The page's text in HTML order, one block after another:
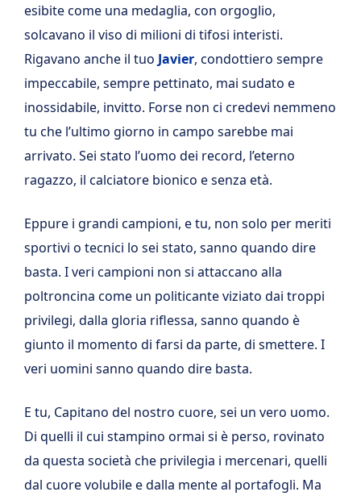
esibite come una medaglia, con orgoglio,
solcavano il viso di milioni di tifosi interisti.
Rigavano anche il tuo Javier, condottiero sempre
impeccabile, sempre pettinato, mai sudato e
inossidabile, invitto. Forse non ci credevi nemmeno
tu che l’ultimo giorno in campo sarebbe mai
arrivato. Sei stato l’uomo dei record, l’eterno
ragazzo, il calciatore bionico e senza età.
Eppure i grandi campioni, e tu, non solo per meriti
sportivi o tecnici lo sei stato, sanno quando dire
basta. I veri campioni non si attaccano alla
poltroncina come un politicante viziato dai troppi
privilegi, dalla gloria riflessa, sanno quando è
giunto il momento di farsi da parte, di smettere. I
veri uomini sanno quando dire basta.
E tu, Capitano del nostro cuore, sei un vero uomo.
Di quelli il cui stampino ormai si è perso, rovinato
da questa società che privilegia i mercenari, quelli
dal cuore volubile e dalla mente al portafogli. Ma